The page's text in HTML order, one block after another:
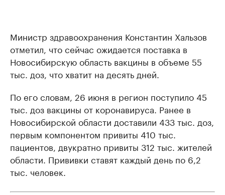
Министр здравоохранения Константин Хальзов
отметил, что сейчас ожидается поставка в
Новосибирскую область вакцины в объеме 55
тыс. доз, что хватит на десять дней.
По его словам, 26 июня в регион поступило 45
тыс. доз вакцины от коронавируса. Ранее в
Новосибирской области доставили 433 тыс. доз,
первым компонентом привиты 410 тыс.
пациентов, двукратно привиты 312 тыс. жителей
области. Прививки ставят каждый день по 6,2
тыс. человек.